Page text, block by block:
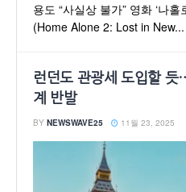
용도 “사실상 불가” 영화 ‘나
(Home Alone 2: Lost in New...
런던도 관광세 도입할 듯
계 반발
BY NEWSWAVE25 11월 23, 2025